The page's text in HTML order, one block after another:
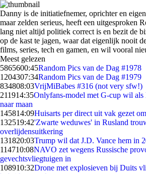
Danny is de initiatiefnemer, oprichter en
maar zelden serieus, heeft een uitgesproken
lang niet altijd politiek correct is en bezit de
op de kast te jagen, waar dat eigenlijk nooit
films, series, tech en gamen, en wil vooral
Meest gelezen
5865600:45Random Pics van de Dag #1978
1204307:34Random Pics van de Dag #1979
834808:03VrijMiBabes #316 (not very sfw!)
211914:35Onlyfans-model met G-cup wil als
naar maan
145814:09Huisarts per direct uit vak gezet
132519:42'Zwarte weduwes' in Rusland
overlijdensuitkering
131820:03Trump wil dat J.D. Vance hem in
114710:08NAVO zet wegens Russische
gevechtsvliegtuigen in
108910:32Drone met explosieven bij Duits